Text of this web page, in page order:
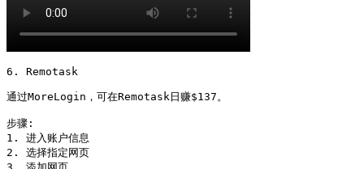
6. Remotask
通过MoreLogin，可在Remotask日赚$137。
步骤:
1. 进入账户信息
2. 选择指定网页